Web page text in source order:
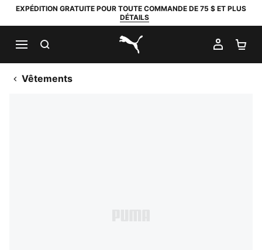
EXPÉDITION GRATUITE POUR TOUTE COMMANDE DE 75 $ ET PLUS
DÉTAILS
PUMA.com
MON
Vêtements